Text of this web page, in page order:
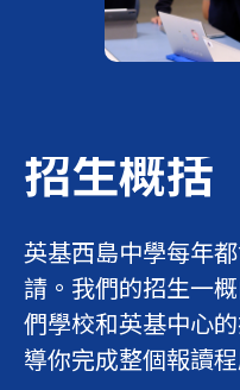
招生概括
英基西島中學每年
請。我們的招生一
們學校和英基中心
導你完成整個報讀程